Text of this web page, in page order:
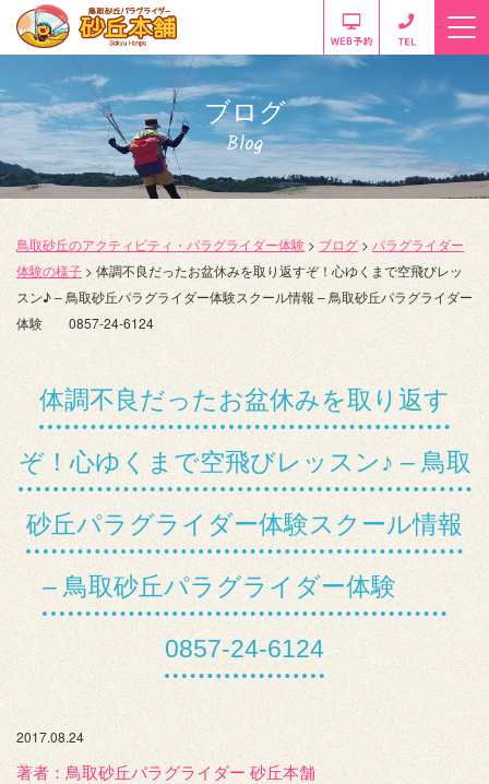
ブログ
Blog
鳥取砂丘のアクティビティ・パラグライダー体験 > ブログ > パラグライダー
体験の様子 > 体調不良だったお盆休みを取り返すぞ！心ゆくまで空飛びレッ
スン♪ – 鳥取砂丘パラグライダー体験スクール情報 – 鳥取砂丘パラグライダー
体験 0857-24-6124
体調不良だったお盆休みを取り返す
ぞ！心ゆくまで空飛びレッスン♪ – 鳥取
砂丘パラグライダー体験スクール情報
– 鳥取砂丘パラグライダー体験
0857-24-6124
2017.08.24
著者：️鳥取砂丘パラグライダー 砂丘本舗